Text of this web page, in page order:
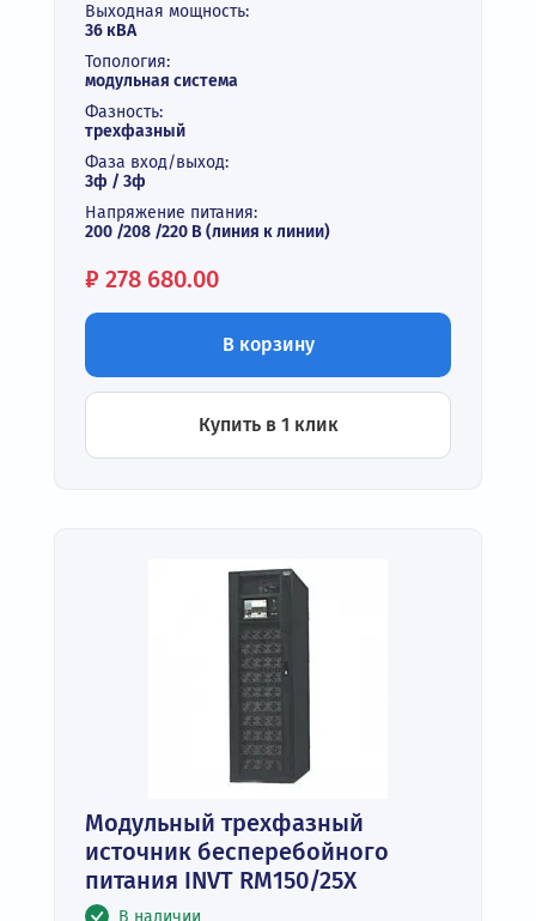
Выходная мощность:
36 кВА
Топология:
модульная система
Фазность:
трехфазный
Фаза вход/выход:
3ф / 3ф
Напряжение питания:
200 /208 /220 В (линия к линии)
Цена:
₽ 278 680.00
В корзину
Купить в 1 клик
Модульный трехфазный
источник бесперебойного
питания INVT RM150/25X
В наличии